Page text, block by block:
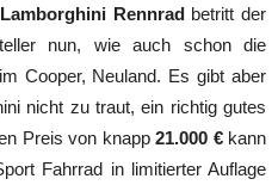
Lamborghini Rennradbetritt der
nun, wie auch schon die
Cooper, Neuland. Es gibt aber
nicht zu traut, ein richtig gutes
Preis von knapp21.000 €kann
Fahrrad in limitierter Auflage